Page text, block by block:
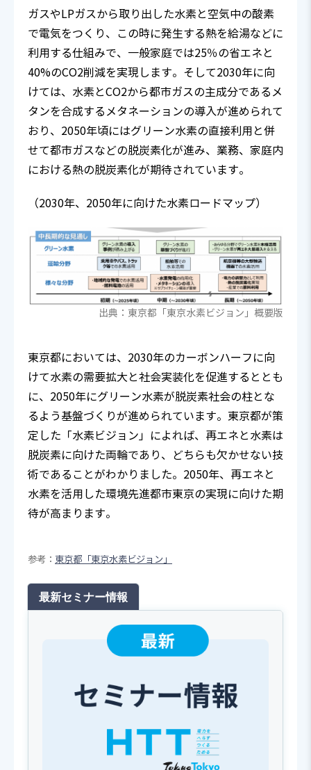
ガスやLPガスから取り出した水素と空気中の酸素
で電気をつくり、この時に発生する熱を給湯などに
利用する仕組みで、一般家庭では25％の省エネと
40%のCO2削減を実現します。そして2030年に向
けては、水素とCO2から都市ガスの主成分であるメ
タンを合成するメタネーションの導入が進められて
おり、2050年頃にはグリーン水素の直接利用と併
せて都市ガスなどの脱炭素化が進み、業務、家庭内
における熱の脱炭素化が期待されています。
（2030年、2050年に向けた水素ロードマップ）
出典：東京都「東京水素ビジョン」概要版
東京都においては、2030年のカーボンハーフに向
けて水素の需要拡大と社会実装化を促進するととも
に、2050年にグリーン水素が脱炭素社会の柱とな
るよう基盤づくりが進められています。東京都が策
定した「水素ビジョン」によれば、再エネと水素は
脱炭素に向けた両輪であり、どちらも欠かせない技
術であることがわかりました。2050年、再エネと
水素を活用した環境先進都市東京の実現に向けた期
待が高まります。
参考： 東京都「東京水素ビジョン」
最新セミナー情報